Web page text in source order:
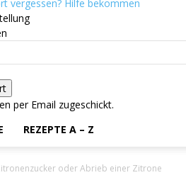
vergessen? Hilfe bekommen
per Email zugeschickt.
REZEPTE A – Z
oder Abrieb einer Zitrone